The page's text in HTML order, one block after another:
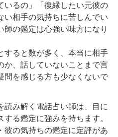
いるの」「復縁したい元彼の
い相手の気持ちに苦しんでい
師の鑑定は心強い味方になり
すると数が多く、本当に相手
か、話していないことまで言
問を感じる方も少なくないで
読み解く電話占い師は、目に
る鑑定に強みを持ちます。
彼の気持ちの鑑定に定評があ